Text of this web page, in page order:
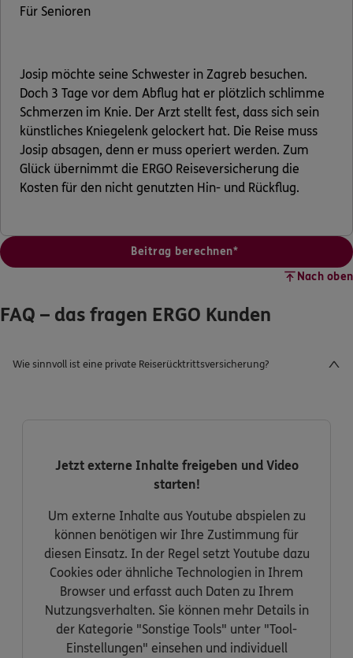
Für Senioren
Josip möchte seine Schwester in Zagreb besuchen.
Doch 3 Tage vor dem Abflug hat er plötzlich schlimme
Schmerzen im Knie. Der Arzt stellt fest, dass sich sein
künstliches Kniegelenk gelockert hat. Die Reise muss
Josip absagen, denn er muss operiert werden. Zum
Glück übernimmt die ERGO Reiseversicherung die
Kosten für den nicht genutzten Hin- und Rückflug.
Beitrag berechnen*
Nach oben
FAQ – das fragen ERGO Kunden
Wie sinnvoll ist eine private Reiserücktrittsversicherung?
Jetzt externe Inhalte freigeben und Video
starten!
Um externe Inhalte aus Youtube abspielen zu
können benötigen wir Ihre Zustimmung für
diesen Einsatz. In der Regel setzt Youtube dazu
Cookies oder ähnliche Technologien in Ihrem
Browser und erfasst auch Daten zu Ihrem
Nutzungsverhalten. Sie können mehr Details in
der Kategorie "Sonstige Tools" unter "Tool-
Einstellungen" einsehen und individuell